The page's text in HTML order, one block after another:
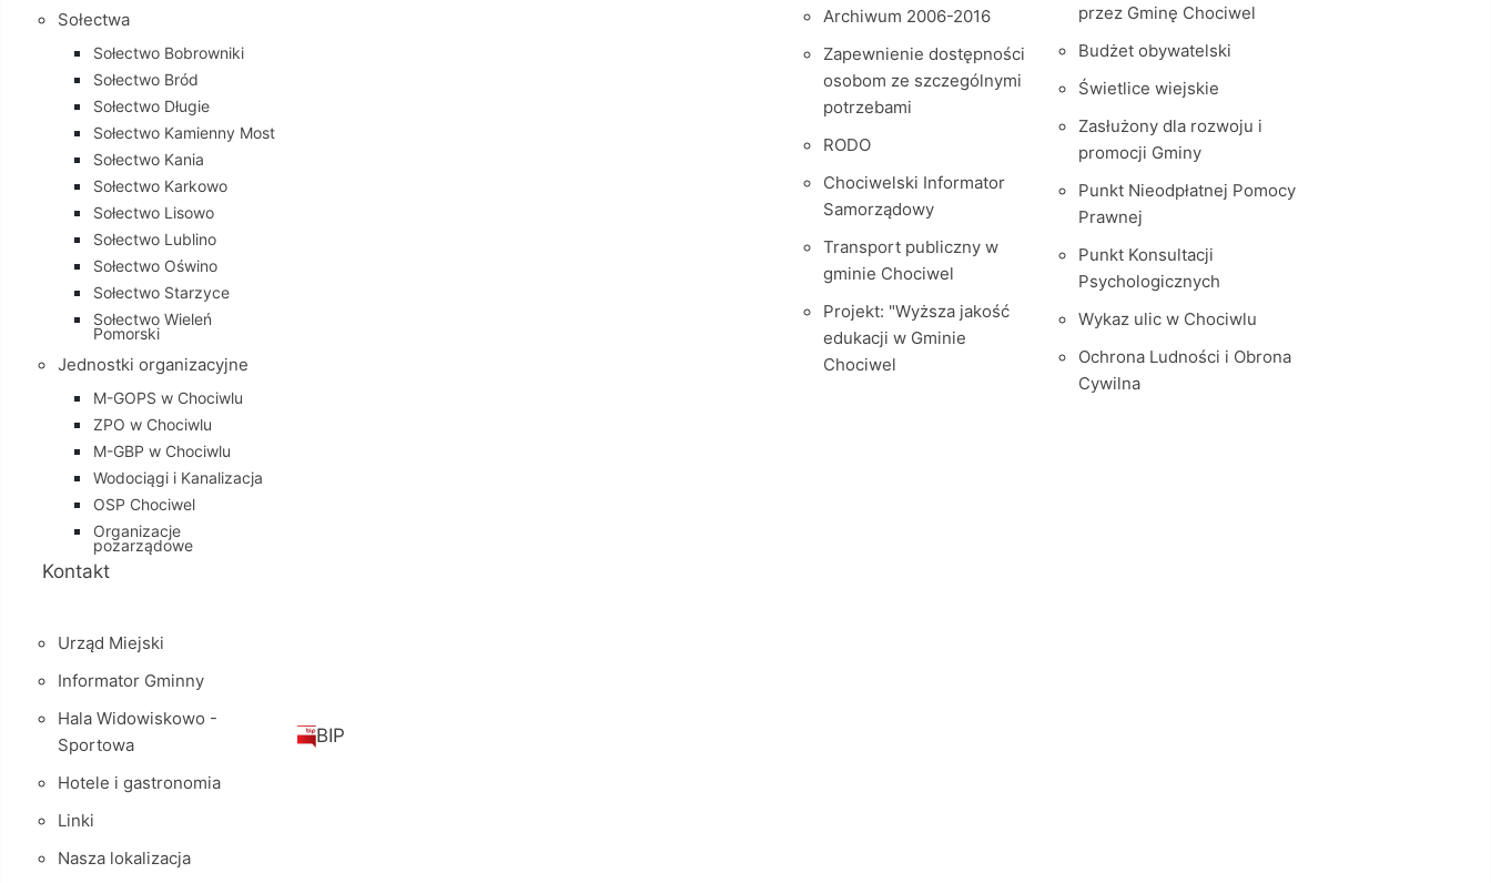
Sołectwa
Sołectwo Bobrowniki
Sołectwo Bród
Sołectwo Długie
Sołectwo Kamienny Most
Sołectwo Kania
Sołectwo Karkowo
Sołectwo Lisowo
Sołectwo Lublino
Sołectwo Oświno
Sołectwo Starzyce
Sołectwo Wieleń
Pomorski
Jednostki organizacyjne
M-GOPS w Chociwlu
ZPO w Chociwlu
M-GBP w Chociwlu
Wodociągi i Kanalizacja
OSP Chociwel
Organizacje
pozarządowe
Archiwum 2006-2016
Zapewnienie dostępności
osobom ze szczególnymi
potrzebami
RODO
Chociwelski Informator
Samorządowy
Transport publiczny w
gminie Chociwel
Projekt: "Wyższa jakość
edukacji w Gminie
Chociwel
przez Gminę Chociwel
Budżet obywatelski
Świetlice wiejskie
Zasłużony dla rozwoju i
promocji Gminy
Punkt Nieodpłatnej Pomocy
Prawnej
Punkt Konsultacji
Psychologicznych
Wykaz ulic w Chociwlu
Ochrona Ludności i Obrona
Cywilna
Kontakt
Urząd Miejski
Informator Gminny
Hala Widowiskowo -
Sportowa
Hotele i gastronomia
Linki
Nasza lokalizacja
BIP